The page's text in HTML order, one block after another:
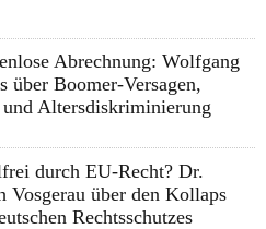
Abrechnung: Wolfgang
über Boomer-Versagen,
Altersdiskriminierung
durch EU-Recht? Dr.
Vosgerau über den Kollaps
Rechtsschutzes